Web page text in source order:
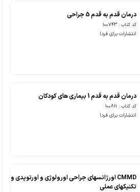
درمان قدم به قدم 5 جراحی
کد کتاب : 100743
انتشارات برای فردا
درمان قدم به قدم 1 بیماری های کودکان
کد کتاب : 100811
انتشارات برای فردا
CMMD اورژانسهای جراحی اورولوژی و اورتوپدی و
تکنیکهای عملی